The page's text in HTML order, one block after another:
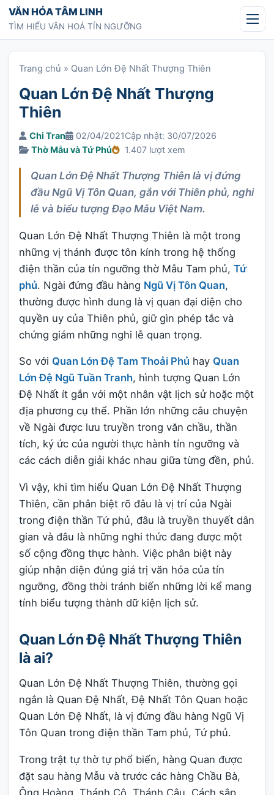
Chuyển tới nội dung
VĂN HÓA TÂM LINH
TÌM HIỂU VĂN HOÁ TÍN NGƯỠNG
Trang chủ » Quan Lớn Đệ Nhất Thượng Thiên
Quan Lớn Đệ Nhất Thượng
Thiên
Chi Tran 02/04/2021Cập nhật: 30/07/2026
Thờ Mẫu và Tứ Phủ
1.407 lượt xem
Quan Lớn Đệ Nhất Thượng Thiên là vị đứng
đầu Ngũ Vị Tôn Quan, gắn với Thiên phủ, nghi
lễ và biểu tượng Đạo Mẫu Việt Nam.
Quan Lớn Đệ Nhất Thượng Thiên là một trong
những vị thánh được tôn kính trong hệ thống
điện thần của tín ngưỡng thờ Mẫu Tam phủ, Tứ
phủ. Ngài đứng đầu hàng Ngũ Vị Tôn Quan,
thường được hình dung là vị quan đại diện cho
quyền uy của Thiên phủ, giữ gìn phép tắc và
chứng giám những nghi lễ quan trọng.
So với Quan Lớn Đệ Tam Thoải Phủ hay Quan
Lớn Đệ Ngũ Tuần Tranh, hình tượng Quan Lớn
Đệ Nhất ít gắn với một nhân vật lịch sử hoặc một
địa phương cụ thể. Phần lớn những câu chuyện
về Ngài được lưu truyền trong văn chầu, thần
tích, ký ức của người thực hành tín ngưỡng và
các cách diễn giải khác nhau giữa từng đền, phủ.
Vì vậy, khi tìm hiểu Quan Lớn Đệ Nhất Thượng
Thiên, cần phân biệt rõ đâu là vị trí của Ngài
trong điện thần Tứ phủ, đâu là truyền thuyết dân
gian và đâu là những nghi thức đang được một
số cộng đồng thực hành. Việc phân biệt này
giúp nhận diện đúng giá trị văn hóa của tín
ngưỡng, đồng thời tránh biến những lời kể mang
tính biểu tượng thành dữ kiện lịch sử.
Quan Lớn Đệ Nhất Thượng Thiên
là ai?
Quan Lớn Đệ Nhất Thượng Thiên, thường gọi
ngắn là Quan Đệ Nhất, Đệ Nhất Tôn Quan hoặc
Quan Lớn Đệ Nhất, là vị đứng đầu hàng Ngũ Vị
Tôn Quan trong điện thần Tam phủ, Tứ phủ.
Trong trật tự thờ tự phổ biến, hàng Quan được
đặt sau hàng Mẫu và trước các hàng Chầu Bà,
Ông Hoàng, Thánh Cô, Thánh Cậu. Cách sắp